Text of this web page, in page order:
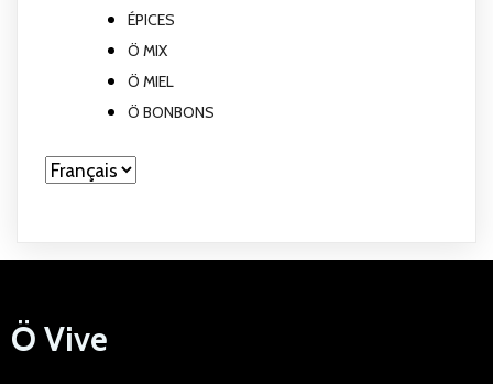
ÉPICES
Ö MIX
Ö MIEL
Ö BONBONS
Choisir
Ö Vive